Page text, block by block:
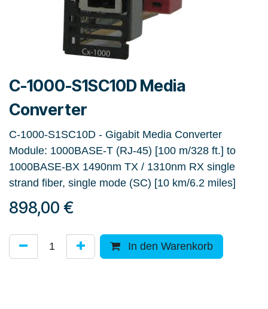
C-1000-S1SC10D Media
Converter
C-1000-S1SC10D - Gigabit Media Converter
Module: 1000BASE-T (RJ-45) [100 m/328 ft.] to
1000BASE-BX 1490nm TX / 1310nm RX single
strand fiber, single mode (SC) [10 km/6.2 miles]
898,00 €
In den Warenkorb